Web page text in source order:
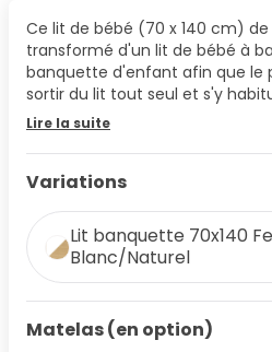
Ce lit de bébé (70 x 140 cm)
transformé d'un lit de bébé à
banquette d'enfant afin que le
sortir du lit tout seul et s'y
Lire la suite
Variations
Lit banquette 70x140
Blanc/Naturel
Matelas (en option)